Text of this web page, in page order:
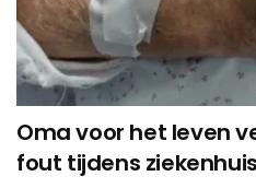
Oma voor het leven
fout tijdens